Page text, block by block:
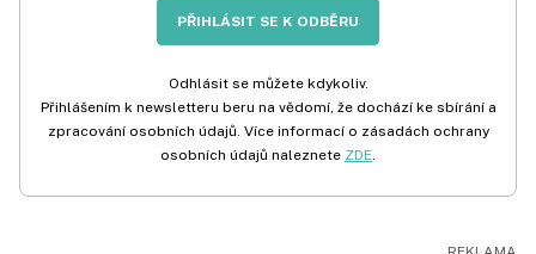
PŘIHLÁSIT SE K ODBĚRU
Odhlásit se můžete kdykoliv.
Přihlášením k newsletteru beru na vědomí, že dochází ke sbírání a
zpracování osobních údajů. Více informací o zásadách ochrany
osobních údajů naleznete ZDE.